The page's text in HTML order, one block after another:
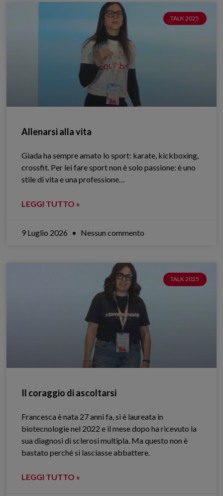
TALK 2025
Allenarsi alla vita
Giada ha sempre amato lo sport: karate, kickboxing,
crossfit. Per lei fare sport non è solo passione: è uno
stile di vita e una professione…
LEGGI TUTTO »
9 Luglio 2026 Nessun commento
TALK 2025
Il coraggio di ascoltarsi
Francesca è nata 27 anni fa, si è laureata in
biotecnologie nel 2022 e il mese dopo ha ricevuto la
sua diagnosi di sclerosi multipla. Ma questo non è
bastato perché si lasciasse abbattere.
LEGGI TUTTO »